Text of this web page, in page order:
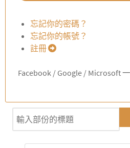
忘記你的密碼？
忘記你的帳號？
註冊
Facebook / Google / Microsoft
輸入部份的標題